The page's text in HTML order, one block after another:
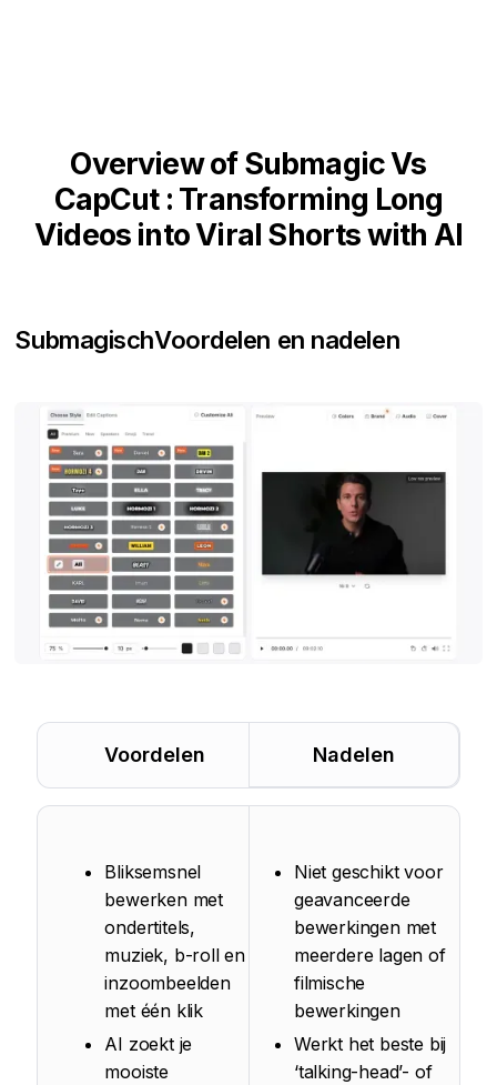
Overview of Submagic Vs
CapCut : Transforming Long
Videos into Viral Shorts with AI
SubmagischVoordelen en nadelen
Voordelen Nadelen
Bliksemsnel
bewerken met
ondertitels,
muziek, b-roll en
inzoombeelden
met één klik
AI zoekt je
mooiste
Niet geschikt voor
geavanceerde
bewerkingen met
meerdere lagen of
filmische
bewerkingen
Werkt het beste bij
‘talking-head’- of